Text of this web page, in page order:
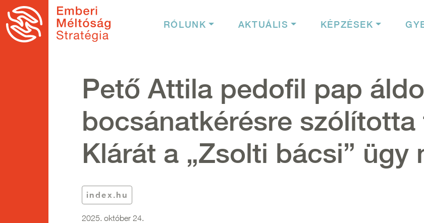
Ugrás a tartalomra
Fő navigáció
RÓLUNK AKTUÁLIS KÉPZÉSEK
Pető Attila pedofil pap
bocsánatkérésre szólította
Klárát a „Zsolti bácsi” ügy
index.hu
2025. október 24.